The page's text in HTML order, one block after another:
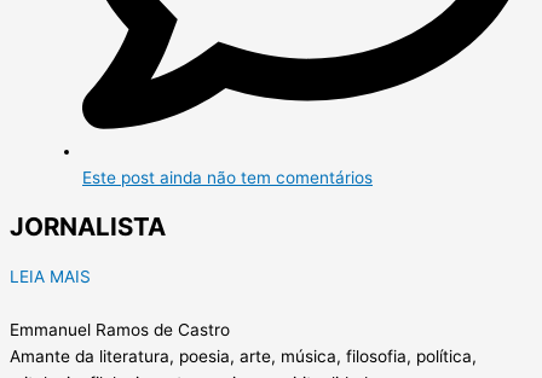
Este post ainda não tem comentários
JORNALISTA
LEIA MAIS
Emmanuel Ramos de Castro
Amante da literatura, poesia, arte, música, filosofia, política,